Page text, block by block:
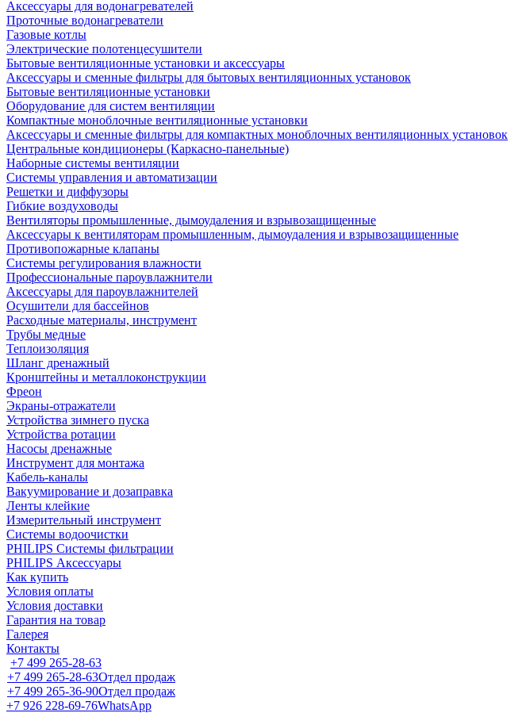
Аксессуары для водонагревателей
Проточные водонагреватели
Газовые котлы
Электрические полотенцесушители
Бытовые вентиляционные установки и аксессуары
Аксессуары и сменные фильтры для бытовых вентиляционных установок
Бытовые вентиляционные установки
Оборудование для систем вентиляции
Компактные моноблочные вентиляционные установки
Аксессуары и сменные фильтры для компактных моноблочных вентиляционных установок
Центральные кондиционеры (Каркасно-панельные)
Наборные системы вентиляции
Системы управления и автоматизации
Решетки и диффузоры
Гибкие воздуховоды
Вентиляторы промышленные, дымоудаления и взрывозащищенные
Аксессуары к вентиляторам промышленным, дымоудаления и взрывозащищенные
Противопожарные клапаны
Системы регулирования влажности
Профессиональные пароувлажнители
Аксессуары для пароувлажнителей
Осушители для бассейнов
Расходные материалы, инструмент
Трубы медные
Теплоизоляция
Шланг дренажный
Кронштейны и металлоконструкции
Фреон
Экраны-отражатели
Устройства зимнего пуска
Устройства ротации
Насосы дренажные
Инструмент для монтажа
Кабель-каналы
Вакуумирование и дозаправка
Ленты клейкие
Измерительный инструмент
Системы водоочистки
PHILIPS Системы фильтрации
PHILIPS Аксессуары
Как купить
Условия оплаты
Условия доставки
Гарантия на товар
Галерея
Контакты
+7 499 265-28-63
+7 499 265-28-63Отдел продаж
+7 499 265-36-90Отдел продаж
+7 926 228-69-76WhatsApp